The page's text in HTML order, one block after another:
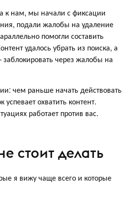
к нам, мы начали с фиксации
подали жалобы на удаление
помогли составить
удалось убрать из поиска, а
через жалобы на
чем раньше начать действовать
охватить контент.
работает против вас.
стоит делать
я вижу чаще всего и которые